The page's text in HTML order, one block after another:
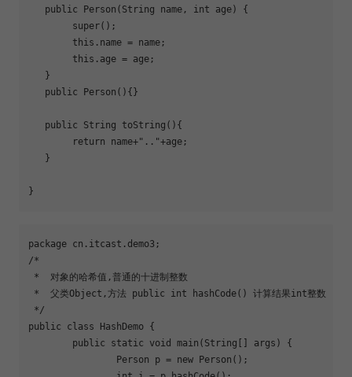
   public Person(String name, int age) {
   }
   public
Person (){}
   public String
toString (){
return name+".."+age;
   }
package cn.itcast.demo3;
/*
*  对象的哈希值,普通的十进制整数
*  父类Object,方法 public int
hashCode() 计算结果int整数
*/
public class HashDemo {